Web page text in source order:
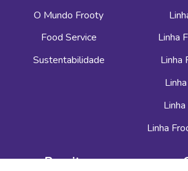
O Mundo Frooty
Food Service
Sustentabilidade
Linha
Linha
Linha
Receitas